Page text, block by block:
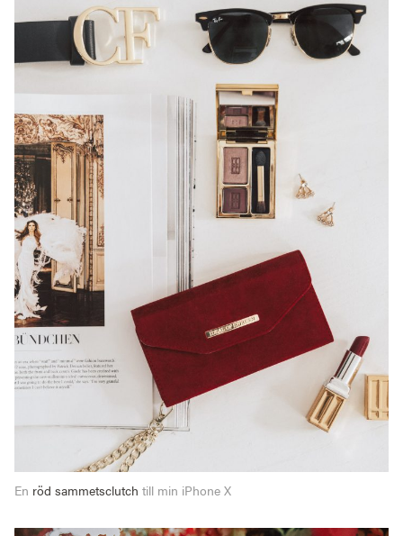
En röd sammetsclutch till min iPhone X